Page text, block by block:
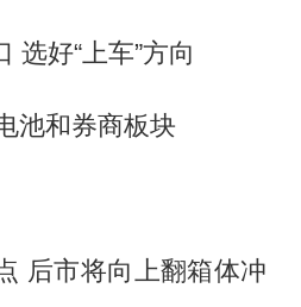
选好“上车”方向
池和券商板块
后市将向上翻箱体冲